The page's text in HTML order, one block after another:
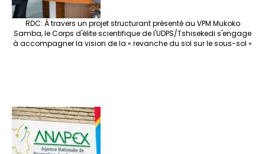
RDC: À travers un projet structurant présenté au VPM Mukoko
Samba, le Corps d'élite scientifique de l'UDPS/Tshisekedi s'engage
à accompagner la vision de la « revanche du sol sur le sous-sol »